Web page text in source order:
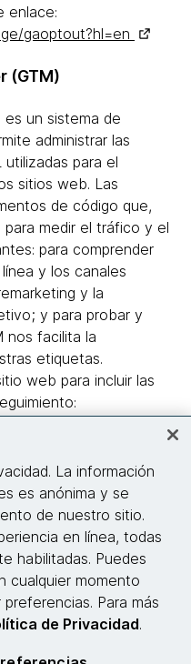
enlace:
gaoptout?hl=en
(GTM)
es un sistema de
administrar las
para el
sitios web. Las
de código que,
medir el tráfico y el
para comprender
y los canales
y la
y para probar y
nos facilita la
etiquetas.
web para incluir las
GTM tiene en
La información
es anónima y se
de nuestro sitio.
en línea, todas
habilitadas. Puedes
cualquier momento
Para más
de Privacidad.